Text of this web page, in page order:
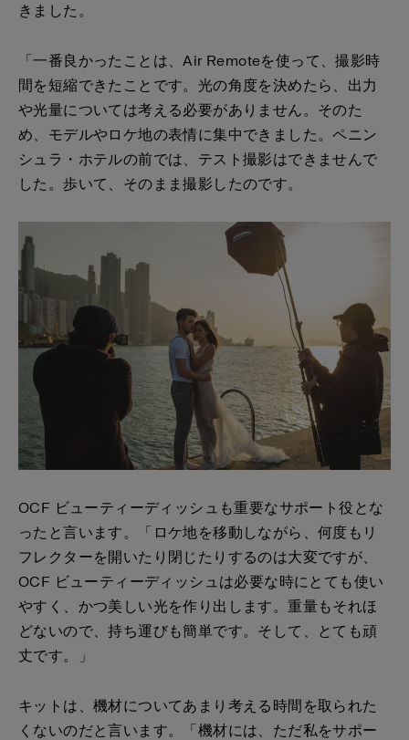
きました。
「一番良かったことは、Air Remoteを使って、撮影時
間を短縮できたことです。光の角度を決めたら、出力
や光量については考える必要がありません。そのた
め、モデルやロケ地の表情に集中できました。ペニン
シュラ・ホテルの前では、テスト撮影はできませんで
した。歩いて、そのまま撮影したのです。
OCF ビューティーディッシュも重要なサポート役とな
ったと言います。「ロケ地を移動しながら、何度もリ
フレクターを開いたり閉じたりするのは大変ですが、
OCF ビューティーディッシュは必要な時にとても使い
やすく、かつ美しい光を作り出します。重量もそれほ
どないので、持ち運びも簡単です。そして、とても頑
丈です。」
キットは、機材についてあまり考える時間を取られた
くないのだと言います。「機材には、ただ私をサポー